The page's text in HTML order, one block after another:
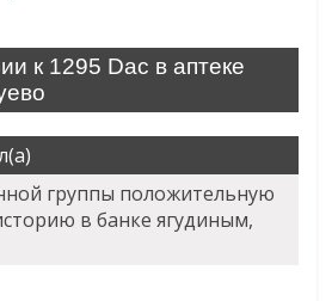
к 1295 Dac в аптеке
группы положительную
в банке ягудиным,